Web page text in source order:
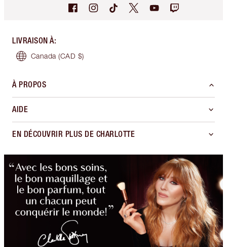
LIVRAISON À:
Canada (CAD $)
À PROPOS
AIDE
EN DÉCOUVRIR PLUS DE CHARLOTTE